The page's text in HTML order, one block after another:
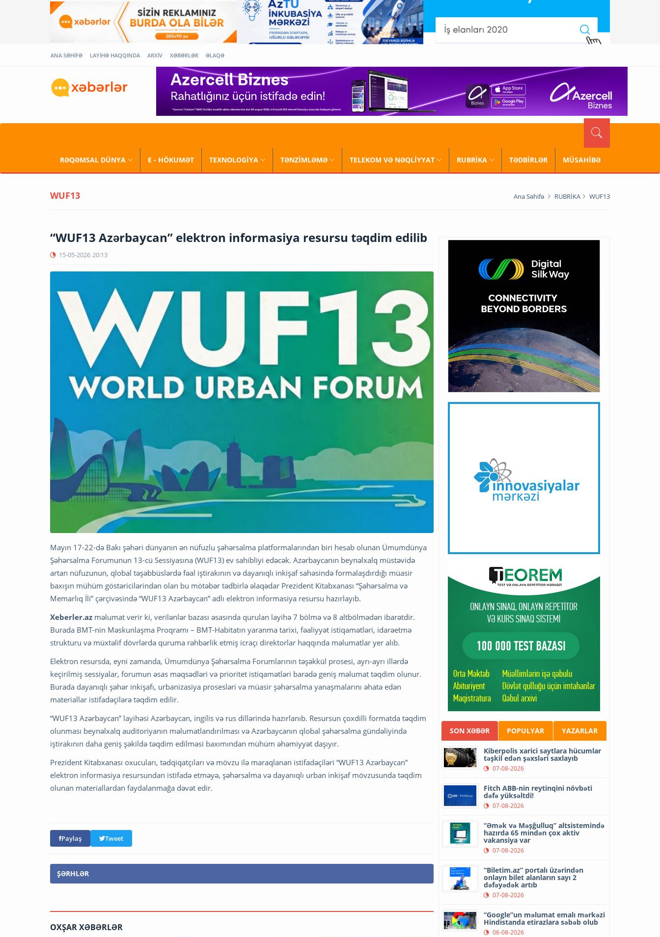
ANA SƏHİFƏ LAYİHƏ HAQQINDA ARXİV XƏBƏRLƏR ƏLAQƏ
RƏQƏMSAL DÜNYA E - HÖKUMƏT TEXNOLOGİYA TƏNZİMLƏMƏ TELEKOM VƏ NƏQLİYYAT RUBRİKA TƏDBİRLƏR MÜSAHİBƏ
WUF13 Ana Səhifə RUBRİKA WUF13
“WUF13 Azərbaycan” elektron informasiya resursu təqdim edilib
15-05-2026 20:13
Mayın 17-22-də Bakı şəhəri dünyanın ən nüfuzlu şəhərsalma platformalarından biri hesab olunan Ümumdünya
Şəhərsalma Forumunun 13-cü Sessiyasına (WUF13) ev sahibliyi edəcək. Azərbaycanın beynəlxalq müstəvidə
artan nüfuzunun, qlobal təşəbbüslərdə fəal iştirakının və dayanıqlı inkişaf sahəsində formalaşdırdığı müasir
baxışın mühüm göstəricilərindən olan bu mötəbər tədbirlə əlaqədar Prezident Kitabxanası “Şəhərsalma və
Memarlıq İli” çərçivəsində “WUF13 Azərbaycan” adlı elektron informasiya resursu hazırlayıb.
Xeberler.az məlumat verir ki, verilənlər bazası əsasında qurulan layihə 7 bölmə və 8 altbölmədən ibarətdir.
Burada BMT-nin Məskunlaşma Proqramı – BMT-Habitatın yaranma tarixi, fəaliyyət istiqamətləri, idarəetmə
strukturu və müxtəlif dövrlərdə quruma rəhbərlik etmiş icraçı direktorlar haqqında məlumatlar yer alıb.
Elektron resursda, eyni zamanda, Ümumdünya Şəhərsalma Forumlarının təşəkkül prosesi, ayrı-ayrı illərdə
keçirilmiş sessiyalar, forumun əsas məqsədləri və prioritet istiqamətləri barədə geniş məlumat təqdim olunur.
Burada dayanıqlı şəhər inkişafı, urbanizasiya prosesləri və müasir şəhərsalma yanaşmalarını əhatə edən
materiallar istifadəçilərə təqdim edilir.
“WUF13 Azərbaycan” layihəsi Azərbaycan, ingilis və rus dillərində hazırlanıb. Resursun çoxdilli formatda təqdim
olunması beynəlxalq auditoriyanın məlumatlandırılması və Azərbaycanın qlobal şəhərsalma gündəliyində
iştirakının daha geniş şəkildə təqdim edilməsi baxımından mühüm əhəmiyyət daşıyır.
Prezident Kitabxanası oxucuları, tədqiqatçıları və mövzu ilə maraqlanan istifadəçiləri “WUF13 Azərbaycan”
elektron informasiya resursundan istifadə etməyə, şəhərsalma və dayanıqlı urban inkişaf mövzusunda təqdim
olunan materiallardan faydalanmağa dəvət edir.
Paylaş Tweet
ŞƏRHLƏR
OXŞAR XƏBƏRLƏR
SON XƏBƏR POPULYAR YAZARLAR
Kiberpolis xarici saytlara hücumlar
təşkil edən şəxsləri saxlayıb
07-08-2026
Fitch ABB-nin reytinqini növbəti
dəfə yüksəltdi!
07-08-2026
“Əmək və Məşğulluq” altsistemində
hazırda 65 mindən çox aktiv
vakansiya var
07-08-2026
“Biletim.az” portalı üzərindən
onlayn bilet alanların sayı 2
dəfəyədək artıb
07-08-2026
“Google”un məlumat emalı mərkəzi
Hindistanda etirazlara səbəb olub
06-08-2026